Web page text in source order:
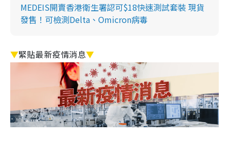
MEDEIS開賣香港衛生署認可$18快速測試套裝 現貨
發售！可檢測Delta、Omicron病毒
▼緊貼最新疫情消息▼